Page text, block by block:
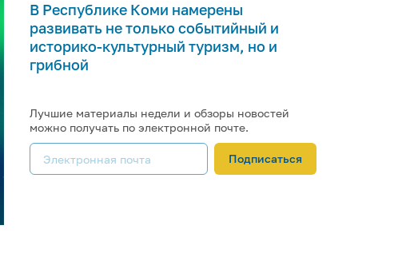
В Республике Коми намерены
развивать не только событийный и
историко-культурный туризм, но и
грибной
Лучшие материалы недели и обзоры новостей
можно получать по электронной почте.
Подписаться